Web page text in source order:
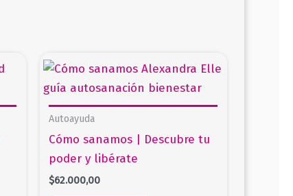
Autoayuda
Cómo sanamos | Descubre tu
poder y libérate
$62.000,00